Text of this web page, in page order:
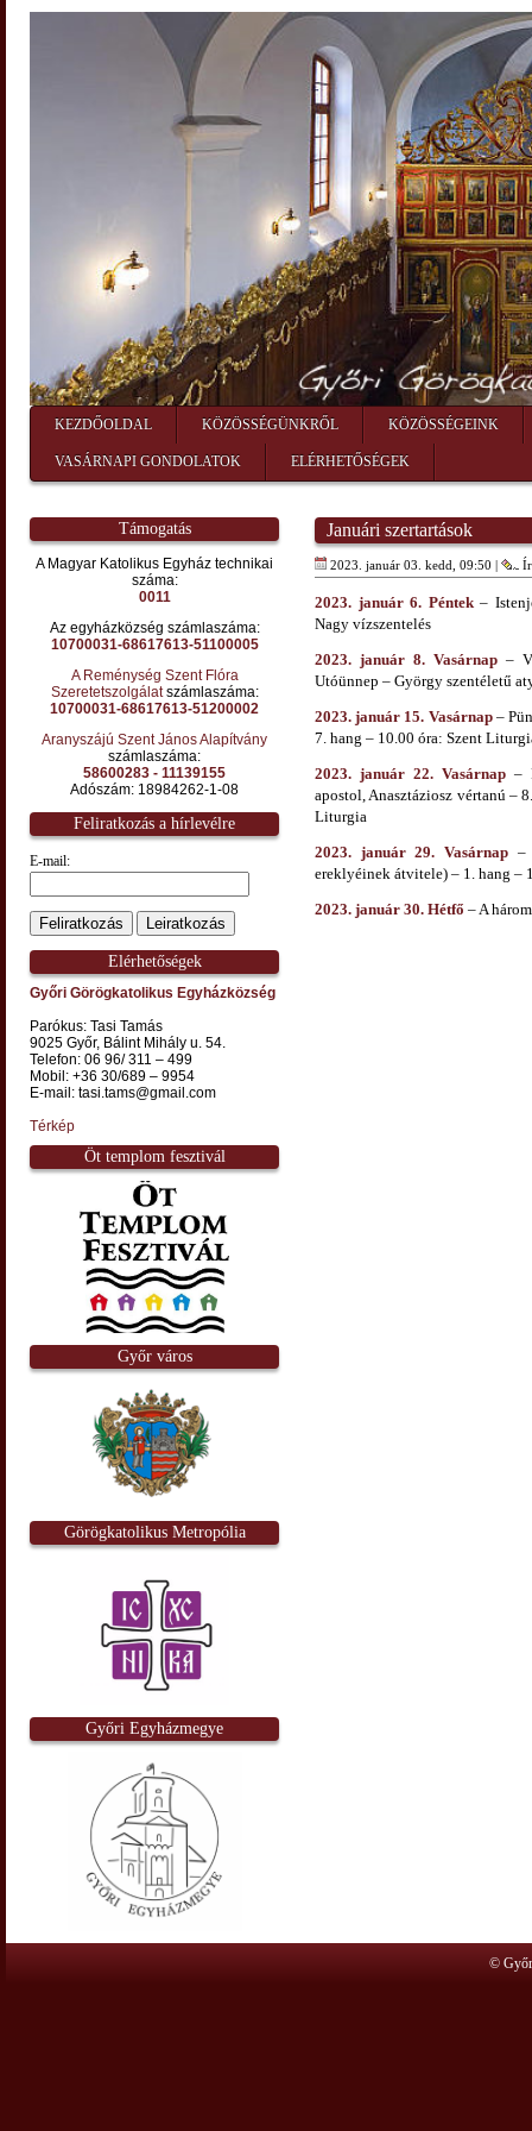
KEZDŐOLDAL KÖZÖSSÉGÜNKRŐL KÖZÖSSÉGEINK
VASÁRNAPI GONDOLATOK ELÉRHETŐSÉGEK
Támogatás
A Magyar Katolikus Egyház technikai
száma:
0011
Az egyházközség számlaszáma:
10700031-68617613-51100005
A Reménység Szent Flóra
Szeretetszolgálatszámlaszáma:
10700031-68617613-51200002
Aranyszájú Szent János Alapítvány
számlaszáma:
58600283 - 11139155
Adószám: 18984262-1-08
Feliratkozás a hírlevélre
E-mail:
Elérhetőségek
Győri Görögkatolikus Egyházközség
Parókus: Tasi Tamás
9025 Győr, Bálint Mihály u. 54.
Telefon: 06 96/ 311 – 499
Mobil: +36 30/689 – 9954
E-mail: tasi.tams@gmail.com
Térkép
Öt templom fesztivál
Győr város
Görögkatolikus Metropólia
Győri Egyházmegye
Januári szertartások
2023. január 03. kedd, 09:50 |
2023. január 6. Péntek–
Nagy vízszentelés
2023. január 8. Vasárnap –
Utóünnep – György szentéletű
2023. január 15. Vasárnap–
7. hang – 10.00 óra: Szent
2023. január 22. Vasárnap–
apostol, Anasztáziosz vértanú –
Liturgia
2023. január 29. Vasárnap –
ereklyéinek átvitele) – 1. hang –
2023. január 30. Hétfő – A
©